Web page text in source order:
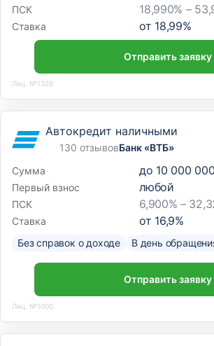
ПСК 18,990% –
Ставка от 18,99%
Отправить заявку
Лиц. №1326
Автокредит наличными
130 отзывовБанк «ВТБ»
Сумма
до 10 000
Первый взнос любой
ПСК 6,900% –
Ставка от 16,9%
Без справок о доходе В день
Отправить заявку
Лиц. №1000